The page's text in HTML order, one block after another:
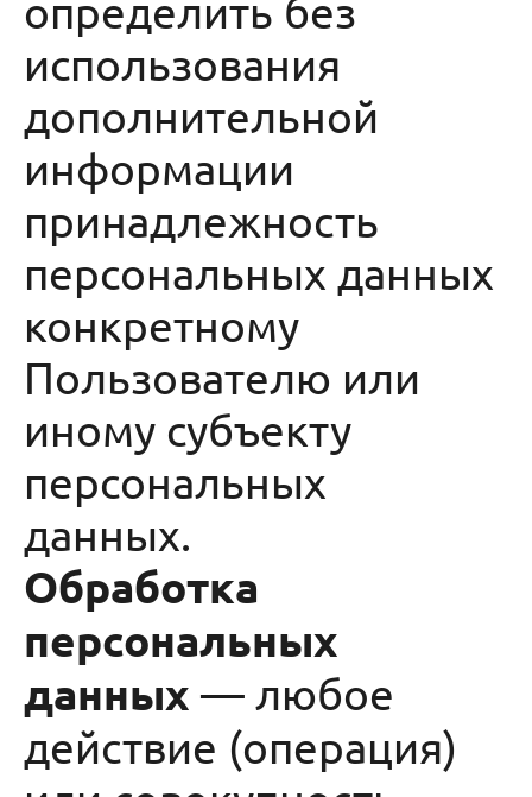
определить без
использования
дополнительной
информации
принадлежность
персональных данных
конкретному
Пользователю или
иному субъекту
персональных
данных.
Обработка
персональных
данных — любое
действие (операция)